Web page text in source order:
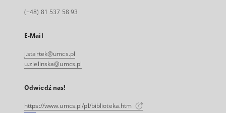
(+48) 81 537 58 93
E-Mail
j.startek@umcs.pl
u.zielinska@umcs.pl
Odwiedź nas!
https://www.umcs.pl/pl/biblioteka.htm